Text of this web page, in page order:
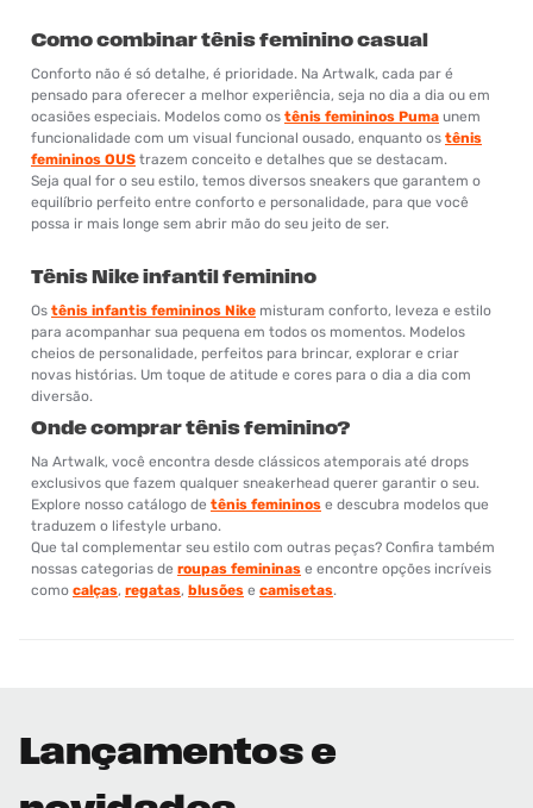
Como combinar tênis feminino casual
Conforto não é só detalhe, é prioridade. Na Artwalk, cada par é
pensado para oferecer a melhor experiência, seja no dia a dia ou em
ocasiões especiais. Modelos como os tênis femininos Puma unem
funcionalidade com um visual funcional ousado, enquanto os tênis
femininos OUS trazem conceito e detalhes que se destacam.
Seja qual for o seu estilo, temos diversos sneakers que garantem o
equilíbrio perfeito entre conforto e personalidade, para que você
possa ir mais longe sem abrir mão do seu jeito de ser.
Tênis Nike infantil feminino
Os tênis infantis femininos Nike misturam conforto, leveza e estilo
para acompanhar sua pequena em todos os momentos. Modelos
cheios de personalidade, perfeitos para brincar, explorar e criar
novas histórias. Um toque de atitude e cores para o dia a dia com
diversão.
Onde comprar tênis feminino?
Na Artwalk, você encontra desde clássicos atemporais até drops
exclusivos que fazem qualquer sneakerhead querer garantir o seu.
Explore nosso catálogo de tênis femininos e descubra modelos que
traduzem o lifestyle urbano.
Que tal complementar seu estilo com outras peças? Confira também
nossas categorias de roupas femininas e encontre opções incríveis
como calças, regatas, blusões e camisetas.
Lançamentos e